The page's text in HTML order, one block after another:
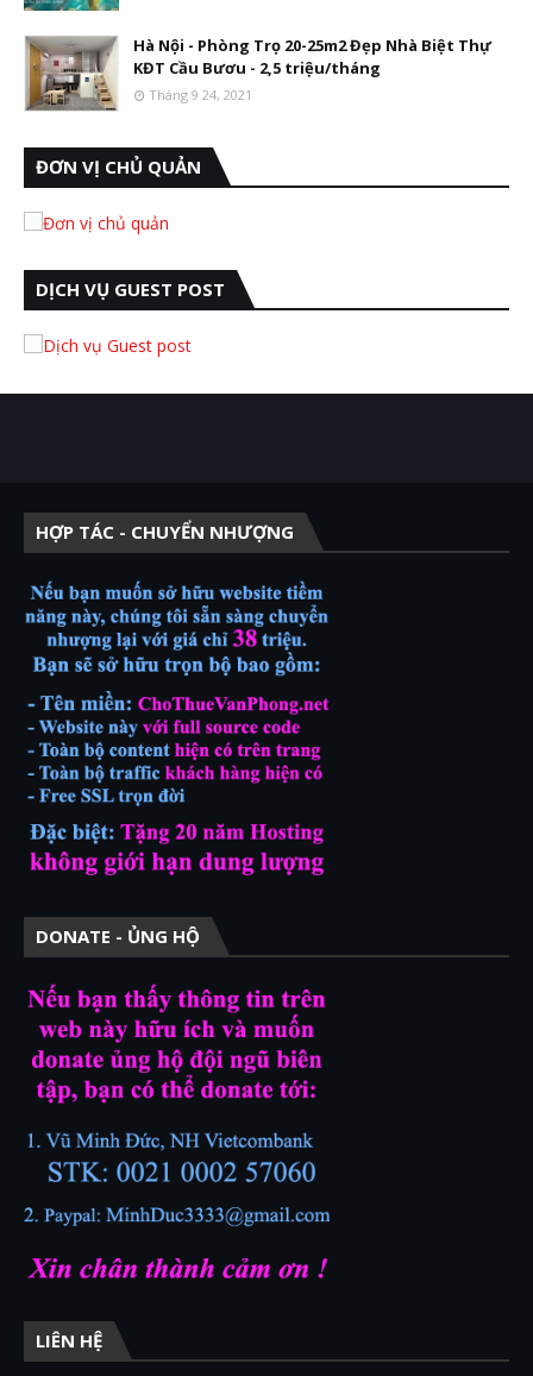
Hà Nội - Phòng Trọ 20-25m2 Đẹp Nhà Biệt Thự
KĐT Cầu Bươu - 2,5 triệu/tháng
Tháng 9 24, 2021
ĐƠN VỊ CHỦ QUẢN
DỊCH VỤ GUEST POST
HỢP TÁC - CHUYỂN NHƯỢNG
DONATE - ỦNG HỘ
LIÊN HỆ